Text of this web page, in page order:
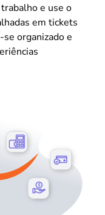
e use o
em tickets
organizado e